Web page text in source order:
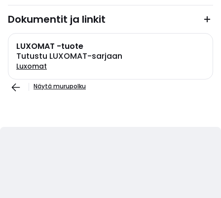
Dokumentit ja linkit
LUXOMAT -tuote
Tutustu LUXOMAT-sarjaan
Luxomat
Näytä murupolku